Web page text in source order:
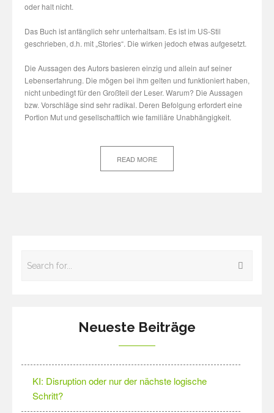
oder halt nicht.
Das Buch ist anfänglich sehr unterhaltsam. Es ist im US-Stil
geschrieben, d.h. mit „Stories“. Die wirken jedoch etwas aufgesetzt.
Die Aussagen des Autors basieren einzig und allein auf seiner
Lebenserfahrung. Die mögen bei ihm gelten und funktioniert haben,
nicht unbedingt für den Großteil der Leser. Warum? Die Aussagen
bzw. Vorschläge sind sehr radikal. Deren Befolgung erfordert eine
Portion Mut und gesellschaftlich wie familiäre Unabhängigkeit.
READ MORE
Neueste Beiträge
KI: Disruption oder nur der nächste logische
Schritt?